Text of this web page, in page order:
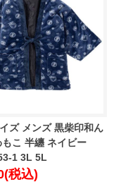
ズ メンズ 黒柴印和ん
こ 半纏 ネイビー
1 3L 5L
税込)